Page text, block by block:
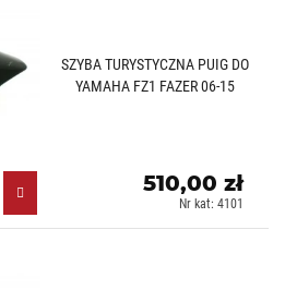
SZYBA TURYSTYCZNA PUIG DO
YAMAHA FZ1 FAZER 06-15
510,00 zł
Nr kat: 4101